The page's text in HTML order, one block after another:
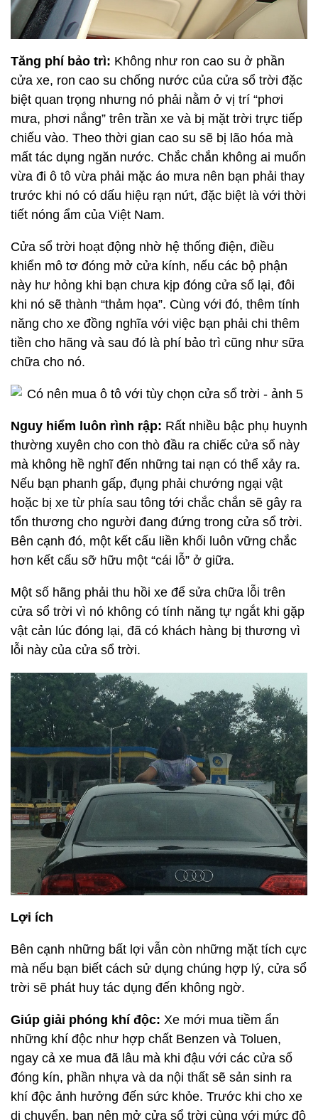
Tăng phí bảo trì: Không như ron cao su ở phần
cửa xe, ron cao su chống nước của cửa sổ trời đặc
biệt quan trọng nhưng nó phải nằm ở vị trí “phơi
mưa, phơi nắng” trên trần xe và bị mặt trời trực tiếp
chiếu vào. Theo thời gian cao su sẽ bị lão hóa mà
mất tác dụng ngăn nước. Chắc chắn không ai muốn
vừa đi ô tô vừa phải mặc áo mưa nên bạn phải thay
trước khi nó có dấu hiệu rạn nứt, đặc biệt là với thời
tiết nóng ẩm của Việt Nam.
Cửa sổ trời hoạt động nhờ hệ thống điện, điều
khiển mô tơ đóng mở cửa kính, nếu các bộ phận
này hư hỏng khi bạn chưa kịp đóng cửa sổ lại, đôi
khi nó sẽ thành “thảm họa”. Cùng với đó, thêm tính
năng cho xe đồng nghĩa với việc bạn phải chi thêm
tiền cho hãng và sau đó là phí bảo trì cũng như sữa
chữa cho nó.
Nguy hiểm luôn rình rập: Rất nhiều bậc phụ huynh
thường xuyên cho con thò đầu ra chiếc cửa sổ này
mà không hề nghĩ đến những tai nạn có thể xảy ra.
Nếu bạn phanh gấp, đụng phải chướng ngại vật
hoặc bị xe từ phía sau tông tới chắc chắn sẽ gây ra
tổn thương cho người đang đứng trong cửa sổ trời.
Bên cạnh đó, một kết cấu liền khối luôn vững chắc
hơn kết cấu sỡ hữu một “cái lỗ” ở giữa.
Một số hãng phải thu hồi xe để sửa chữa lỗi trên
cửa sổ trời vì nó không có tính năng tự ngắt khi gặp
vật cản lúc đóng lại, đã có khách hàng bị thương vì
lỗi này của cửa sổ trời.
Lợi ích
Bên cạnh những bất lợi vẫn còn những mặt tích cực
mà nếu bạn biết cách sử dụng chúng hợp lý, cửa sổ
trời sẽ phát huy tác dụng đến không ngờ.
Giúp giải phóng khí độc: Xe mới mua tiềm ẩn
những khí độc như hợp chất Benzen và Toluen,
ngay cả xe mua đã lâu mà khi đậu với các cửa sổ
đóng kín, phần nhựa và da nội thất sẽ sản sinh ra
khí độc ảnh hưởng đến sức khỏe. Trước khi cho xe
di chuyển, bạn nên mở cửa sổ trời cùng với mức độ